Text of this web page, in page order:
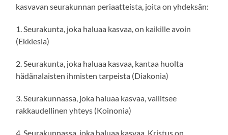
kasvavan seurakunnan periaatteista, joita on yhdeksän:
1. Seurakunta, joka haluaa kasvaa, on kaikille avoin
(Ekklesia)
2. Seurakunta, joka haluaa kasvaa, kantaa huolta
hädänalaisten ihmisten tarpeista (Diakonia)
3. Seurakunnassa, joka haluaa kasvaa, vallitsee
rakkaudellinen yhteys (Koinonia)
4. Seurakunnassa, joka haluaa kasvaa, Kristus on